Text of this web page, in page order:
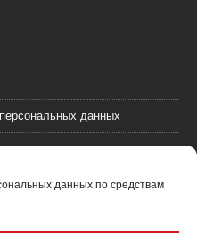
данных по средствам
данных
данных